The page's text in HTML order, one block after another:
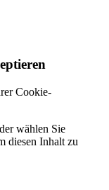
Cookie-
wählen Sie
diesen Inhalt zu